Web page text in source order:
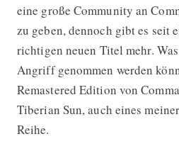
eine große Community an
zu geben, dennoch gibt es seit
richtigen neuen Titel mehr.
Angriff genommen werden
Remastered Edition von
Tiberian Sun, auch eines
Reihe.